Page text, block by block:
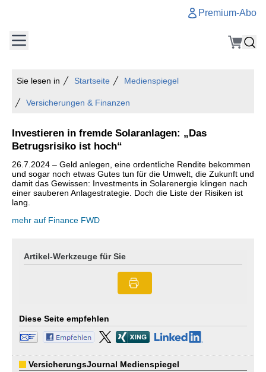
Premium-Abo
Sie lesen in Startseite Medienspiegel
Versicherungen & Finanzen
Investieren in fremde Solaranlagen: „Das
Betrugsrisiko ist hoch“
26.7.2024 – Geld anlegen, eine ordentliche Rendite bekommen
und sogar noch etwas Gutes tun für die Umwelt, die Zukunft und
damit das Gewissen: Investments in Solarenergie klingen nach
einer sauberen Anlagestrategie. Doch die Liste der Risiken ist
lang.
mehr auf Finance FWD
Artikel-Werkzeuge für Sie
Diese Seite empfehlen
VersicherungsJournal Medienspiegel